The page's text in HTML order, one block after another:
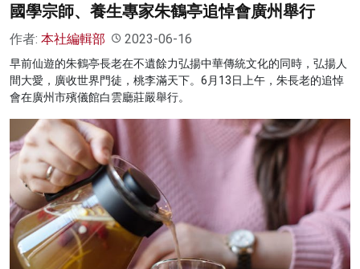
國學宗師、養生專家朱鶴亭追悼會廣州舉行
作者: 本社編輯部 2023-06-16
早前仙遊的朱鶴亭長老在不遺餘力弘揚中華傳統文化的同時，弘揚人
間大愛，廣收世界門徒，桃李滿天下。6月13日上午，朱長老的追悼
會在廣州市殯儀館白雲廳莊嚴舉行。